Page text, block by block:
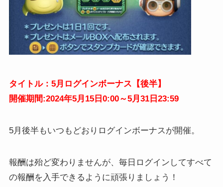
タイトル：5月ログインボーナス【後半】
開催期間:2024年5月15日0:00～5月31日23:59
5月後半もいつもどおりログインボーナスが開催。
報酬は殆ど変わりませんが、毎日ログインしてすべて
の報酬を入手できるように頑張りましょう！